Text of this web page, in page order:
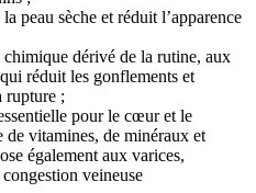
peau sèche et réduit l’apparence
dérivé de la rutine, aux
réduit les gonflements et
rupture ;
pour le cœur et le
de vitamines, de minéraux et
également aux varices,
veineuse